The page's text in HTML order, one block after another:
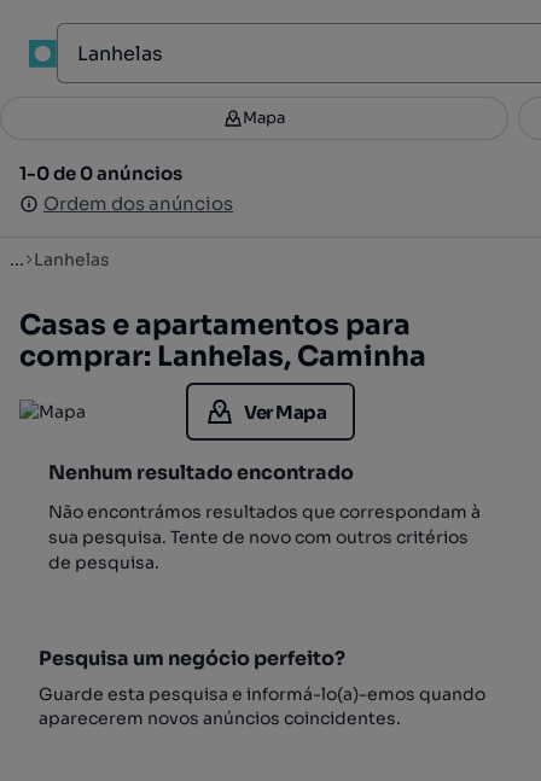
Filtros 1
1-0 de 0 anúncios
Ordem dos anúncios
Mapa
1-0 de 0 anúncios
Ordem dos anúncios
... Lanhelas
Casas e apartamentos para
comprar: Lanhelas, Caminha
Ver Mapa
Nenhum resultado encontrado
Não encontrámos resultados que correspondam à
sua pesquisa. Tente de novo com outros critérios
de pesquisa.
Pesquisa um negócio perfeito?
Guarde esta pesquisa e informá-lo(a)-emos quando
aparecerem novos anúncios coincidentes.